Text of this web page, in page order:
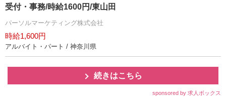
受付・事務/時給1600円/東山田
パーソルマーケティング株式会社
時給1,600円
アルバイト・パート / 神奈川県
続きはこちら
sponsored by 求人ボックス